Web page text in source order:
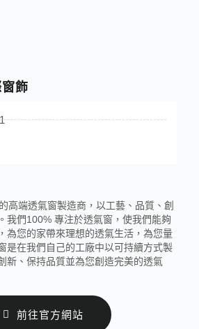
飾
高端透氣窗製造商，以工藝、品質、創
我們100% 專注於透氣窗，使我們能夠
為您的家帶來理想的透氣生活，為您量
是在我們自己的工廠中以可持續方式製
新、保持品質並為您創造完美的透氣
前往官方網站